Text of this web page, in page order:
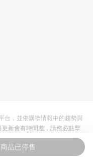
商品已停售
台，並依購物情報中的趨勢與
新會有時間差，請務必點擊
，一切資訊以合作廠商網頁為